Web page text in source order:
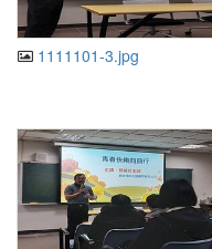
1111101-3.jpg